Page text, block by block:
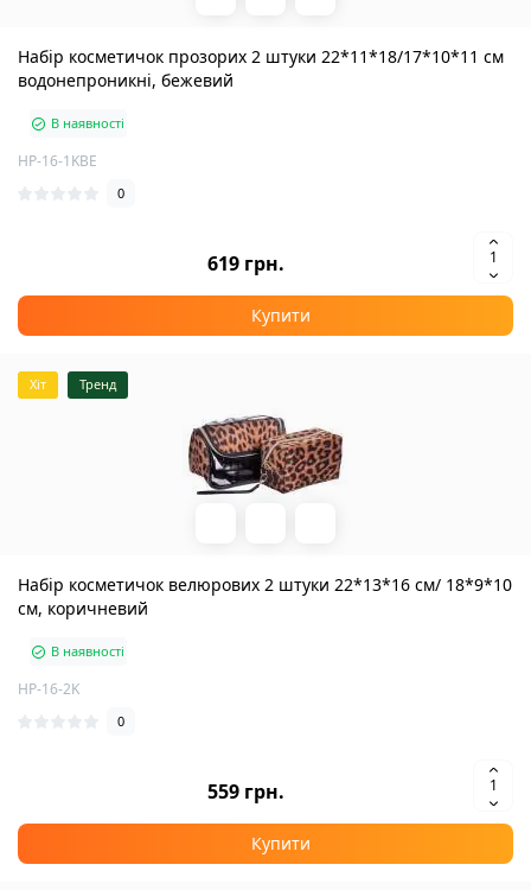
Набір косметичок прозорих 2 штуки 22*11*18/17*10*11 см
водонепроникні, бежевий
В наявності
HP-16-1KBE
0
619 грн.
Купити
Хіт Тренд
Набір косметичок велюрових 2 штуки 22*13*16 см/ 18*9*10
см, коричневий
В наявності
HP-16-2K
0
559 грн.
Купити